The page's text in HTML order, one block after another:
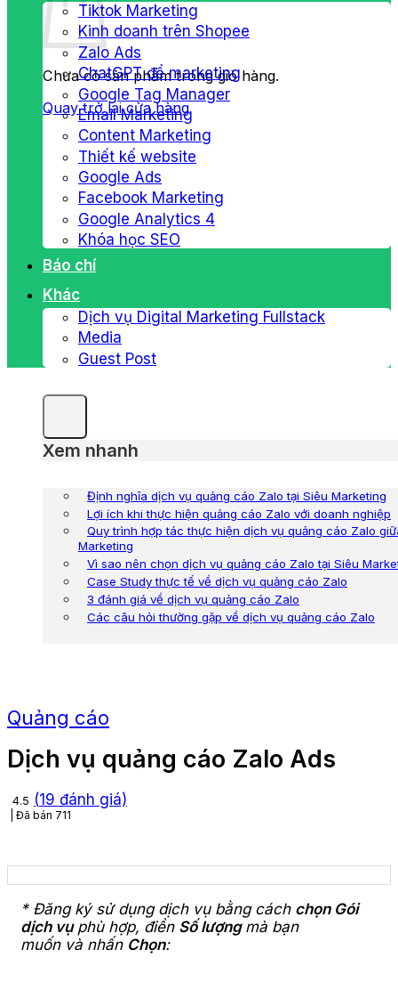
Chưa có sản phẩm trong giỏ hàng.
Quay trở lại cửa hàng
Tiktok Marketing
Kinh doanh trên Shopee
Zalo Ads
ChatGPT để marketing
Google Tag Manager
Email Marketing
Content Marketing
Thiết kế website
Google Ads
Facebook Marketing
Google Analytics 4
Khóa học SEO
Báo chí
Khác
Dịch vụ Digital Marketing Fullstack
Media
Guest Post
Xem nhanh
Định nghĩa dịch vụ quảng cáo Zalo tại Siêu Marketing
Lợi ích khi thực hiện quảng cáo Zalo với doanh nghiệp
Quy trình hợp tác thực hiện dịch vụ quảng cáo Zalo
Marketing
Vì sao nên chọn dịch vụ quảng cáo Zalo tại Siêu
Case Study thực tế về dịch vụ quảng cáo Zalo
3 đánh giá về dịch vụ quảng cáo Zalo
Các câu hỏi thường gặp về dịch vụ quảng cáo Zalo
Quảng cáo
Dịch vụ quảng cáo Zalo Ads
4.5 (19 đánh giá)
Đã bán 711
* Đăng ký sử dụng dịch vụ bằng cách chọn Gói
dịch vụphù hợp, điền Số lượng mà bạn
muốn và nhấn Chọn: